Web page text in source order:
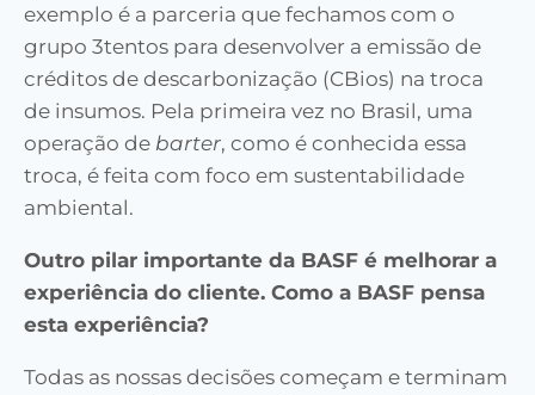
exemplo é a parceria que fechamos com o
grupo 3tentos para desenvolver a emissão de
créditos de descarbonização (CBios) na troca
de insumos. Pela primeira vez no Brasil, uma
operação de barter, como é conhecida essa
troca, é feita com foco em sustentabilidade
ambiental.
Outro pilar importante da BASF é melhorar a
experiência do cliente. Como a BASF pensa
esta experiência?
Todas as nossas decisões começam e terminam